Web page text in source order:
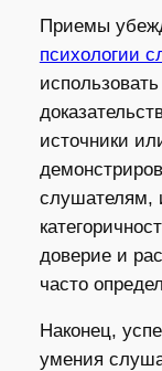
Приемы
психологии
источники
слушателям,
доверие и
часто
Наконец,
умения